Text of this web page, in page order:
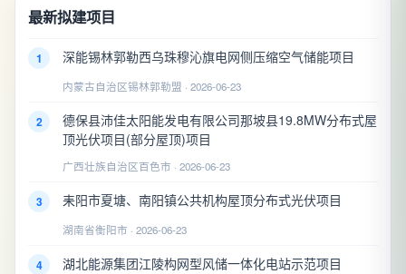
最新拟建项目
1 深能锡林郭勒西乌珠穆沁旗电网侧压缩空气储能项目
内蒙古自治区锡林郭勒盟 · 2026-06-23
2
德保县沛佳太阳能发电有限公司那坡县19.8MW分布式屋
顶光伏项目(部分屋顶)项目
广西壮族自治区百色市 · 2026-06-23
3 耒阳市夏塘、南阳镇公共机构屋顶分布式光伏项目
湖南省衡阳市 · 2026-06-23
4 湖北能源集团江陵构网型风储一体化电站示范项目